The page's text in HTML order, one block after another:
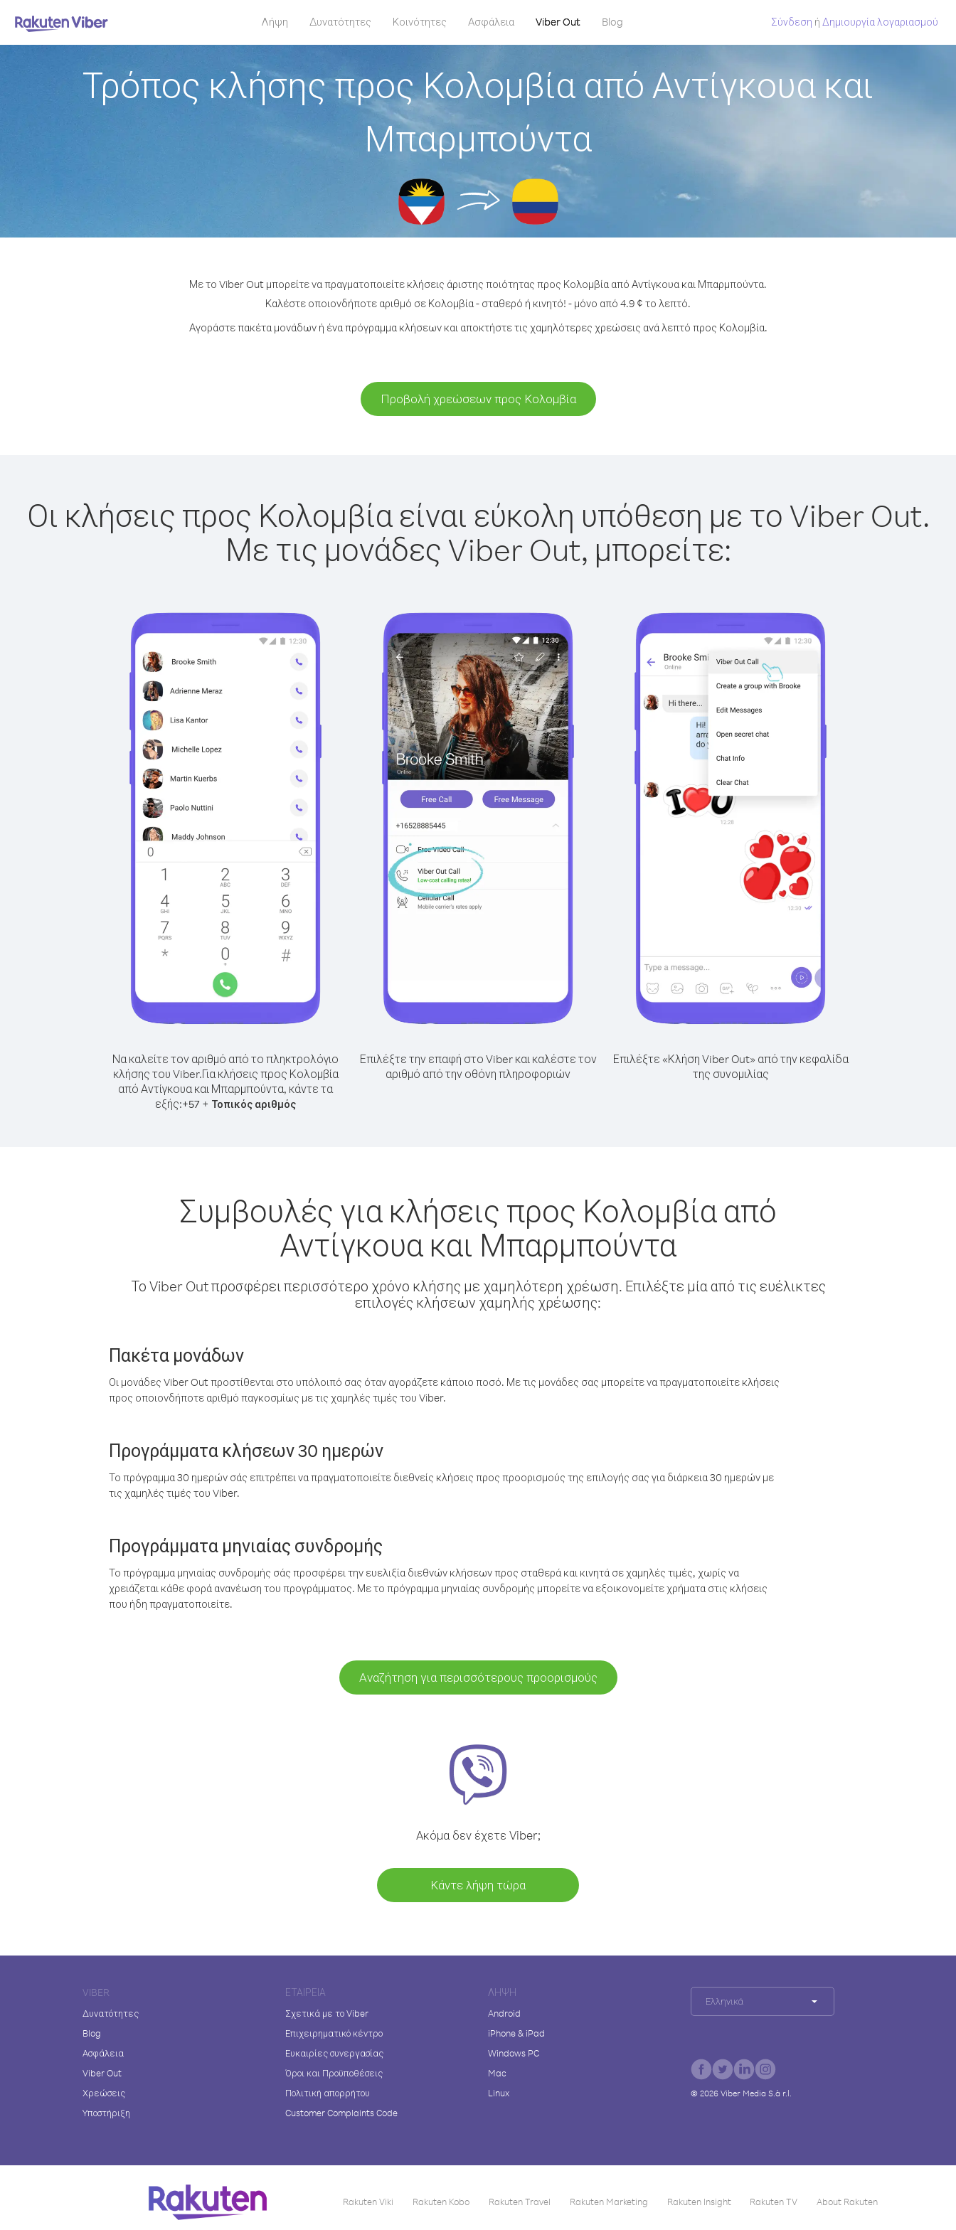
Λήψη Δυνατότητες Κοινότητες Ασφάλεια Viber Out Blog Σύνδεση ή Δημιουργία λογαριασμού
Τρόπος κλήσης προς Κολομβία από Αντίγκουα και
Μπαρμπούντα
Με το Viber Out μπορείτε να πραγματοποιείτε κλήσεις άριστης ποιότητας προς Κολομβία από Αντίγκουα και Μπαρμπούντα.
Καλέστε οποιονδήποτε αριθμό σε Κολομβία - σταθερό ή κινητό! - μόνο από 4.9 ¢ το λεπτό.
Αγοράστε πακέτα μονάδων ή ένα πρόγραμμα κλήσεων και αποκτήστε τις χαμηλότερες χρεώσεις ανά λεπτό προς Κολομβία.
Προβολή χρεώσεων προς Κολομβία
Οι κλήσεις προς Κολομβία είναι εύκολη υπόθεση με το Viber Out.
Με τις μονάδες Viber Out, μπορείτε:
Να καλείτε τον αριθμό από το πληκτρολόγιο
κλήσης του Viber.Για κλήσεις προς Κολομβία
από Αντίγκουα και Μπαρμπούντα, κάντε τα
εξής:+57 + Τοπικός αριθμός
Επιλέξτε την επαφή στο Viber και καλέστε τον
αριθμό από την οθόνη πληροφοριών
Επιλέξτε «Κλήση Viber Out» από την κεφαλίδα
της συνομιλίας
Συμβουλές για κλήσεις προς Κολομβία από
Αντίγκουα και Μπαρμπούντα
Το Viber Out προσφέρει περισσότερο χρόνο κλήσης με χαμηλότερη χρέωση. Επιλέξτε μία από τις ευέλικτες
επιλογές κλήσεων χαμηλής χρέωσης:
Πακέτα μονάδων
Οι μονάδες Viber Out προστίθενται στο υπόλοιπό σας όταν αγοράζετε κάποιο ποσό. Με τις μονάδες σας μπορείτε να πραγματοποιείτε κλήσεις
προς οποιονδήποτε αριθμό παγκοσμίως με τις χαμηλές τιμές του Viber.
Προγράμματα κλήσεων 30 ημερών
Το πρόγραμμα 30 ημερών σάς επιτρέπει να πραγματοποιείτε διεθνείς κλήσεις προς προορισμούς της επιλογής σας για διάρκεια 30 ημερών με
τις χαμηλές τιμές του Viber.
Προγράμματα μηνιαίας συνδρομής
Το πρόγραμμα μηνιαίας συνδρομής σάς προσφέρει την ευελιξία διεθνών κλήσεων προς σταθερά και κινητά σε χαμηλές τιμές, χωρίς να
χρειάζεται κάθε φορά ανανέωση του προγράμματος. Με το πρόγραμμα μηνιαίας συνδρομής μπορείτε να εξοικονομείτε χρήματα στις κλήσεις
που ήδη πραγματοποιείτε.
Αναζήτηση για περισσότερους προορισμούς
Ακόμα δεν έχετε Viber;
Κάντε λήψη τώρα
VIBER
Δυνατότητες
Blog
Ασφάλεια
Viber Out
Χρεώσεις
Υποστήριξη
ΕΤΑΙΡΕΊΑ
Σχετικά με το Viber
Επιχειρηματικό κέντρο
Ευκαιρίες συνεργασίας
Όροι και Προϋποθέσεις
Πολιτική απορρήτου
Customer Complaints Code
ΛΉΨΗ
Android
iPhone & iPad
Windows PC
Mac
Linux
Ελληνικά
© 2026 Viber Media S.à r.l.
Rakuten Viki Rakuten Kobo Rakuten Travel Rakuten Marketing Rakuten Insight Rakuten TV About Rakuten